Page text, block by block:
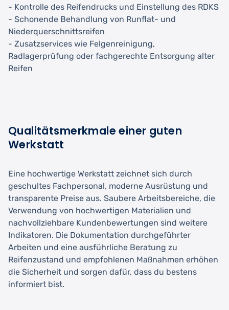
- Kontrolle des Reifendrucks und Einstellung des RDKS
- Schonende Behandlung von Runflat- und
Niederquerschnittsreifen
- Zusatzservices wie Felgenreinigung,
Radlagerprüfung oder fachgerechte Entsorgung alter
Reifen
Qualitätsmerkmale einer guten
Werkstatt
Eine hochwertige Werkstatt zeichnet sich durch
geschultes Fachpersonal, moderne Ausrüstung und
transparente Preise aus. Saubere Arbeitsbereiche, die
Verwendung von hochwertigen Materialien und
nachvollziehbare Kundenbewertungen sind weitere
Indikatoren. Die Dokumentation durchgeführter
Arbeiten und eine ausführliche Beratung zu
Reifenzustand und empfohlenen Maßnahmen erhöhen
die Sicherheit und sorgen dafür, dass du bestens
informiert bist.